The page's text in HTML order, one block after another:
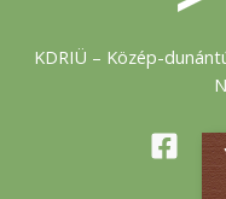
KDRIÜ – Közép-